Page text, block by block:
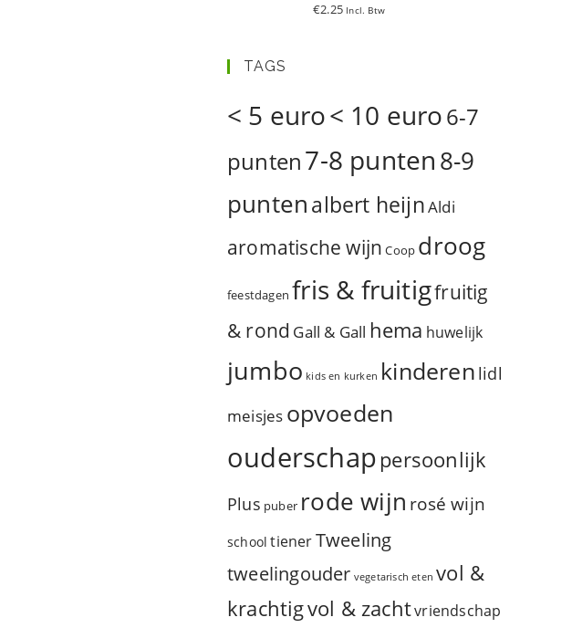
€2.25 Incl. Btw
TAGS
< 5 euro< 10 euro6-7
punten7-8 punten8-9
puntenalbert heijnAldi
aromatische wijn Coop droog
feestdagen fris & fruitigfruitig
& rond Gall & Gall hema huwelijk
jumbo kids en kurken kinderen lidl
meisjes opvoeden
ouderschappersoonlijk
Plus puber rode wijn rosé wijn
school tienerTweeling
tweelingouder vegetarisch eten vol &
krachtigvol & zachtvriendschap